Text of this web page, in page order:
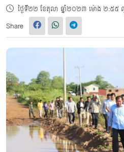
ថ្ងៃទី២២ ខែតុលា ឆ្នាំ២០២៣ ម៉ោង ២:៥៥ ល្
Share